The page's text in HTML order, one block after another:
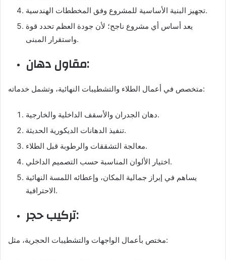
تجهيز البنية الأساسية للمشروع وفق المخططات الهندسية.
يعد أساس أي مشروع ناجح؛ لأن جودة العظم تحدد قوة
واستقرار المبنى.
مقاول دهان:
متخصص في أعمال الطلاء والتشطيبات النهائية، وتشمل خدماته:
دهان الجدران والأسقف الداخلية والخارجية.
تنفيذ الدهانات الديكورية الحديثة.
معالجة التشققات والرطوبة قبل الطلاء.
اختيار الألوان المناسبة حسب التصميم الداخلي.
يساهم في إبراز جمالية المكان، وإعطائه اللمسة النهائية
الاحترافية.
تركيب حجر:
مختص بأعمال الواجهات والتشطيبات الحجرية، مثل: